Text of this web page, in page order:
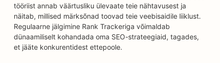
tööriist annab väärtusliku ülevaate teie nähtavusest ja
näitab, millised märksõnad toovad teie veebisaidile liiklust.
Regulaarne jälgimine Rank Trackeriga võimaldab
dünaamiliselt kohandada oma SEO-strateegiaid, tagades,
et jääte konkurentidest ettepoole.